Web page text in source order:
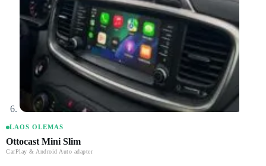
LAOS OLEMAS
Ottocast Mini Slim
CarPlay & Android Auto adapter